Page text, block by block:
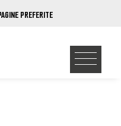
PREFERITE